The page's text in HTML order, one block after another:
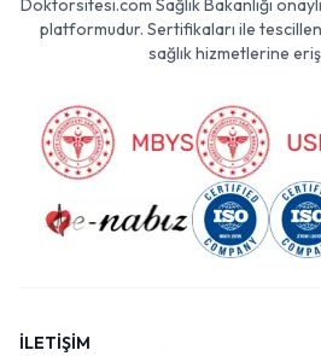
Doktorsitesi.com Sağlık Bakanlığı
platformudur. Sertifikaları ile
sağlık hizmetlerine
İLETİŞİM